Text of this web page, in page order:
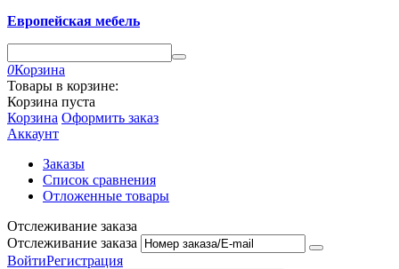
Европейская мебель
0Корзина
Товары в корзине:
Корзина пуста
Корзина Оформить заказ
Аккаунт
Заказы
Список сравнения
Отложенные товары
Отслеживание заказа
Отслеживание заказа
ВойтиРегистрация